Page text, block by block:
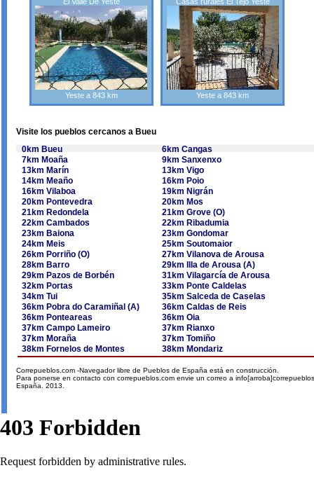
El Valle De Yeste
Yeste a 843 km
Casas rurales El Tejo Yeste
Yeste a 843 km
Visite los pueblos cercanos a Bueu
0km Bueu
6km Cangas
7km Moaña
9km Sanxenxo
13km Marín
13km Vigo
14km Meaño
16km Poio
16km Vilaboa
19km Nigrán
20km Pontevedra
20km Mos
21km Redondela
21km Grove (O)
22km Cambados
22km Ribadumia
23km Baiona
23km Gondomar
24km Meis
25km Soutomaior
26km Porriño (O)
27km Vilanova de Arousa
28km Barro
29km Illa de Arousa (A)
29km Pazos de Borbén
31km Vilagarcía de Arousa
32km Portas
33km Ponte Caldelas
34km Tui
35km Salceda de Caselas
36km Pobra do Caramiñal (A)
36km Caldas de Reis
36km Ponteareas
36km Oia
37km Campo Lameiro
37km Rianxo
37km Moraña
37km Tomiño
38km Fornelos de Montes
38km Mondariz
Correpueblos.com -Navegador libre de Pueblos de España está en construcción.
Para ponerse en contacto con correpueblos.com envie un correo a
España. 2013.